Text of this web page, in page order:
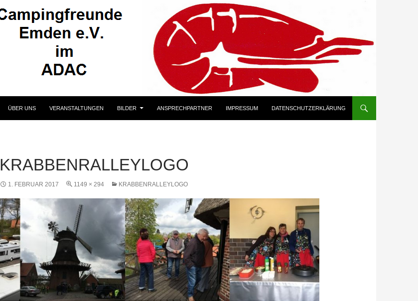
ÜBER UNS VERANSTALTUNGEN BILDER ANSPRECHPARTNER IMPRESSUM DATENSCHUTZERKLÄRUNG
KRABBENRALLEYLOGO
1. FEBRUAR 2017 1149 × 294 KRABBENRALLEYLOGO